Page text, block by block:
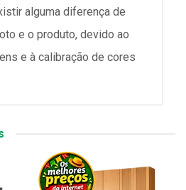
alguma diferença de
e o produto, devido ao
e à calibração de cores